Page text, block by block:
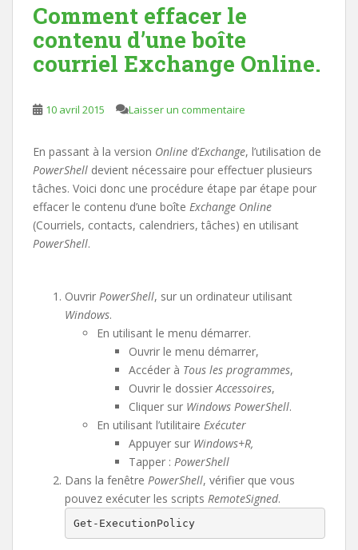
Comment effacer le
contenu d’une boîte
courriel Exchange Online.
10 avril 2015 Laisser un commentaire
En passant à la version Online d’Exchange, l’utilisation de
PowerShell devient nécessaire pour effectuer plusieurs
tâches. Voici donc une procédure étape par étape pour
effacer le contenu d’une boîte Exchange Online
(Courriels, contacts, calendriers, tâches) en utilisant
PowerShell.
Ouvrir PowerShell, sur un ordinateur utilisant
Windows.
En utilisant le menu démarrer.
Ouvrir le menu démarrer,
Accéder à Tous les programmes,
Ouvrir le dossierAccessoires,
Cliquer sur Windows PowerShell.
En utilisant l’utilitaire Exécuter
Appuyer sur Windows+R,
Tapper : PowerShell
Dans la fenêtre PowerShell, vérifier que vous
pouvez exécuter les scripts RemoteSigned.
Get-ExecutionPolicy